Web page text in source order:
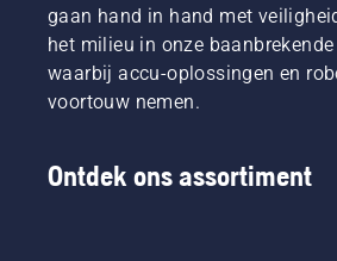
gaan hand in hand met
het milieu in onze
waarbij accu-oplossingen en
voortouw nemen.
Ontdek ons assortiment